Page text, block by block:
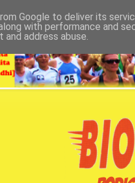
Google to deliver its
with performance and
address abuse.